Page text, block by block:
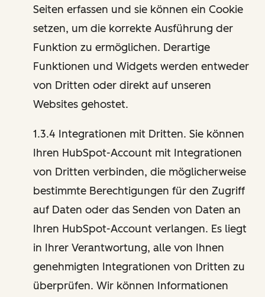
Seiten erfassen und sie können ein Cookie
setzen, um die korrekte Ausführung der
Funktion zu ermöglichen. Derartige
Funktionen und Widgets werden entweder
von Dritten oder direkt auf unseren
Websites gehostet.
1.3.4 Integrationen mit Dritten. Sie können
Ihren HubSpot-Account mit Integrationen
von Dritten verbinden, die möglicherweise
bestimmte Berechtigungen für den Zugriff
auf Daten oder das Senden von Daten an
Ihren HubSpot-Account verlangen. Es liegt
in Ihrer Verantwortung, alle von Ihnen
genehmigten Integrationen von Dritten zu
überprüfen. Wir können Informationen